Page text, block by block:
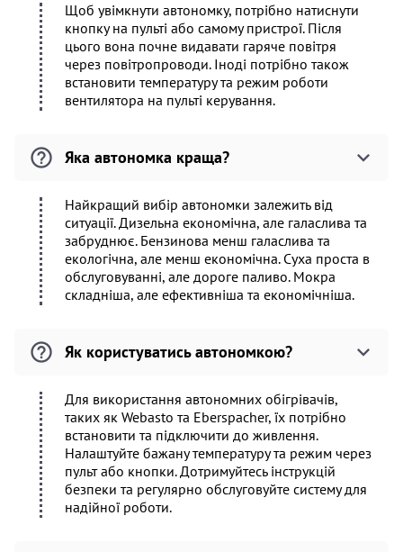
Щоб увімкнути автономку, потрібно натиснути
кнопку на пульті або самому пристрої. Після
цього вона почне видавати гаряче повітря
через повітропроводи. Іноді потрібно також
встановити температуру та режим роботи
вентилятора на пульті керування.
Яка автономка краща?
Найкращий вибір автономки залежить від
ситуації. Дизельна економічна, але галаслива та
забруднює. Бензинова менш галаслива та
екологічна, але менш економічна. Суха проста в
обслуговуванні, але дороге паливо. Мокра
складніша, але ефективніша та економічніша.
Як користуватись автономкою?
Для використання автономних обігрівачів,
таких як Webasto та Eberspacher, їх потрібно
встановити та підключити до живлення.
Налаштуйте бажану температуру та режим через
пульт або кнопки. Дотримуйтесь інструкцій
безпеки та регулярно обслуговуйте систему для
надійної роботи.